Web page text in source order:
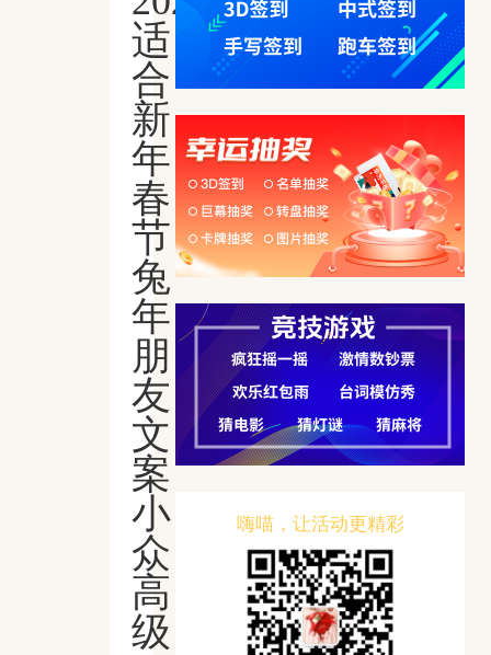
适
合
新
年
春
节
兔
年
朋
友
文
案
小
众
高
级
嗨喵，让活动更精彩